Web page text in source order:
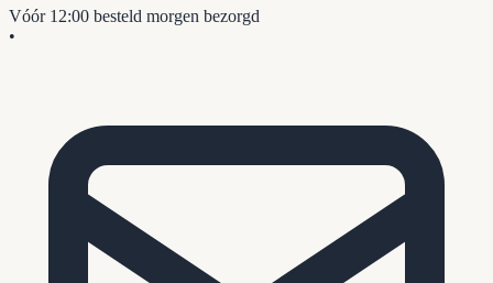
Vóór 12:00 besteld morgen bezorgd
•